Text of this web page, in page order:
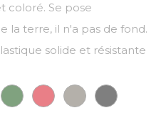
coloré. Se pose
la terre, il n'a pas de fond.
solide et résistante
anisVert FoncéRougeGris Noir